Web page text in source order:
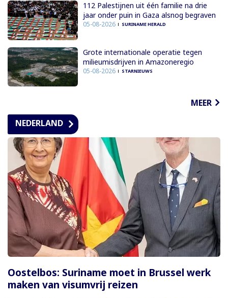
112 Palestijnen uit één familie na drie
jaar onder puin in Gaza alsnog begraven
05-08-2026 SURINAME HERALD
Grote internationale operatie tegen
milieumisdrijven in Amazoneregio
05-08-2026 STARNIEUWS
MEER
NEDERLAND
Oostelbos: Suriname moet in Brussel werk
maken van visumvrij reizen